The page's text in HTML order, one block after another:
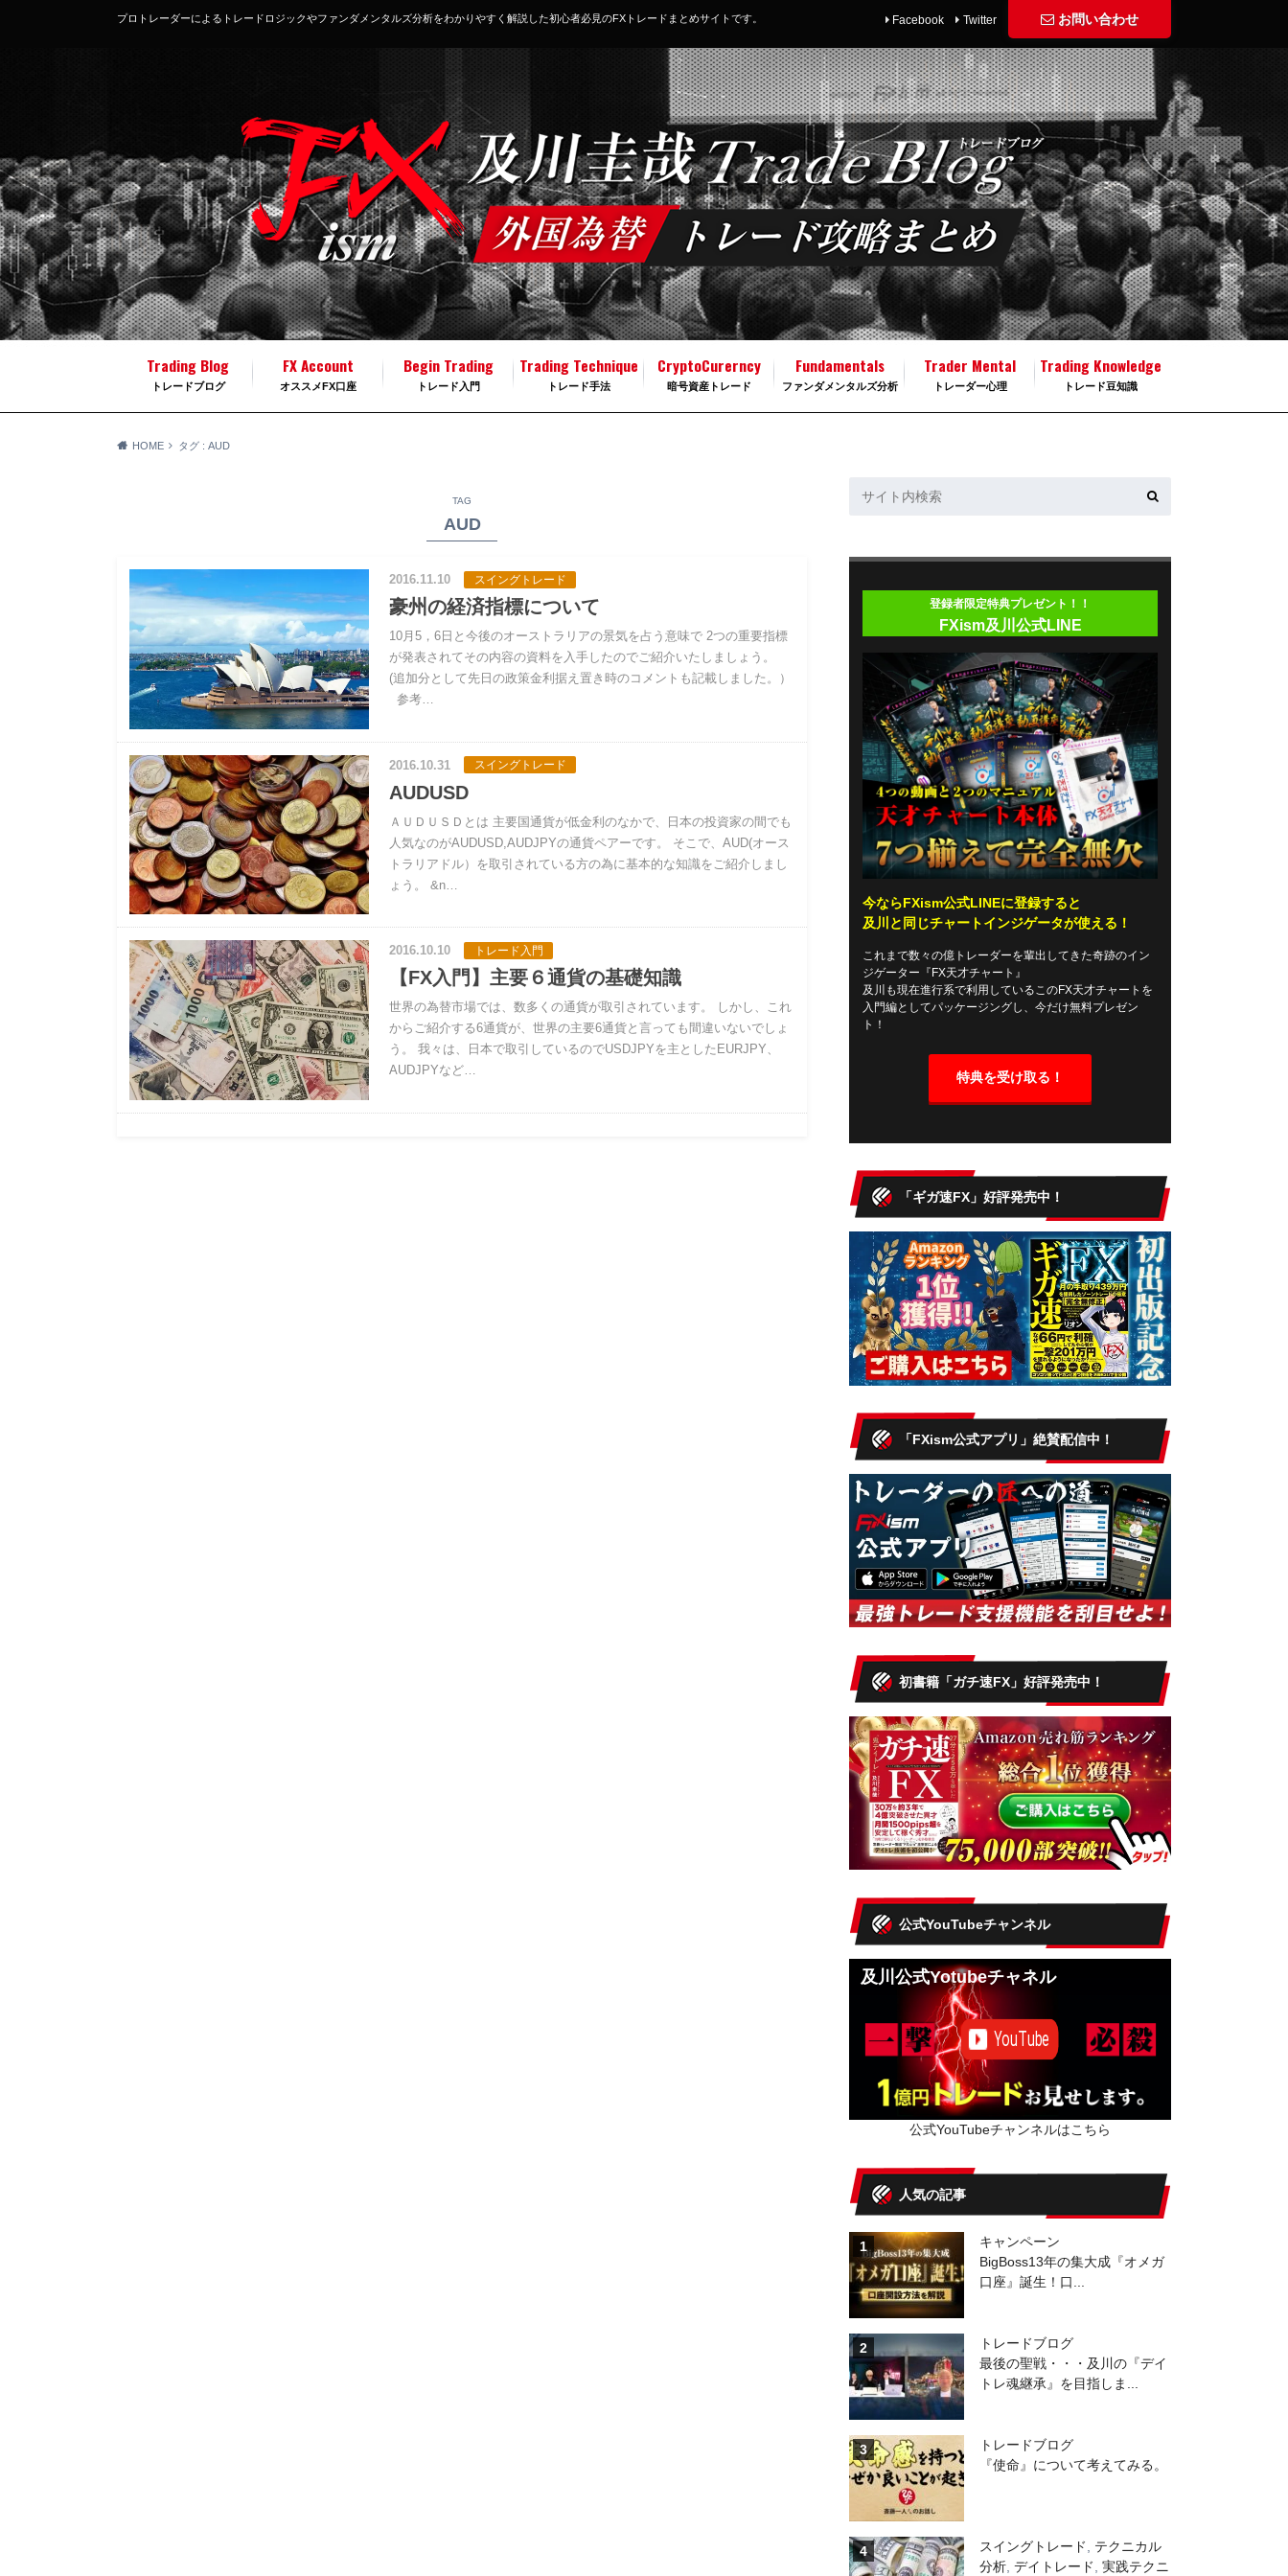
プロトレーダーによるトレードロジックやファンダメンタルズ分析をわかりやすく解説した初心者必見のFXトレードまとめサイトです。 お問い合わせ
Facebook Twitter
トレードブログ
Trading Blog
オススメFX口座
FX Account
トレード入門
Begin Trading
トレード手法
Trading Technique
暗号資産トレード
CryptoCurerncy
ファンダメンタルズ分析
Fundamentals
トレーダー心理
Trader Mental
トレード豆知識
Trading Knowledge
HOME タグ : AUD
TAG
AUD
2016.11.10 スイングトレード
豪州の経済指標について
10月5，6日と今後のオーストラリアの景気を占う意味で 2つの重要指標
が発表されてその内容の資料を入手したのでご紹介いたしましょう。
(追加分として先日の政策金利据え置き時のコメントも記載しました。）
参考…
2016.10.31 スイングトレード
AUDUSD
ＡＵＤＵＳＤとは 主要国通貨が低金利のなかで、日本の投資家の間でも
人気なのがAUDUSD,AUDJPYの通貨ペアーです。 そこで、AUD(オース
トラリアドル）を取引されている方の為に基本的な知識をご紹介しまし
ょう。 &n…
2016.10.10 トレード入門
【FX入門】主要６通貨の基礎知識
世界の為替市場では、数多くの通貨が取引されています。 しかし、これ
からご紹介する6通貨が、世界の主要6通貨と言っても間違いないでしょ
う。 我々は、日本で取引しているのでUSDJPYを主としたEURJPY、
AUDJPYなど…
登録者限定特典プレゼント！！
FXism及川公式LINE
今ならFXism公式LINEに登録すると
及川と同じチャートインジゲータが使える！
これまで数々の億トレーダーを輩出してきた奇跡のイン
ジゲーター『FX天才チャート』
及川も現在進行系で利用しているこのFX天才チャートを
入門編としてパッケージングし、今だけ無料プレゼン
ト！
特典を受け取る！
「ギガ速FX」好評発売中！
「FXism公式アプリ」絶賛配信中！
初書籍「ガチ速FX」好評発売中！
公式YouTubeチャンネル
及川公式Yotubeチャネル
公式YouTubeチャンネルはこちら
人気の記事
1
キャンペーン
BigBoss13年の集大成『オメガ
口座』誕生！口...
2
トレードブログ
最後の聖戦・・・及川の『デイ
トレ魂継承』を目指しま...
3
トレードブログ
『使命』について考えてみる。
4 スイングトレード
テクニカル
分析 デイトレード 実践テクニ